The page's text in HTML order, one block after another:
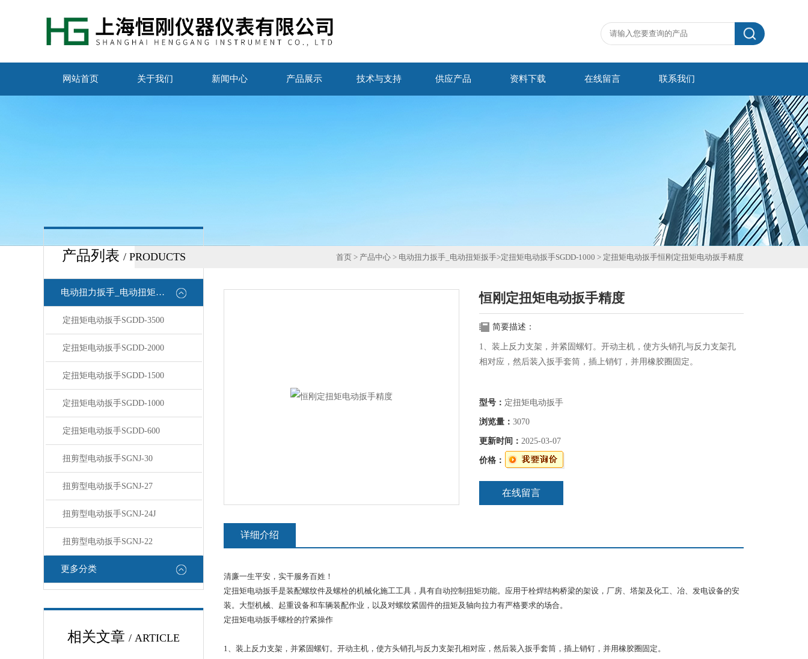
网站首页 关于我们 新闻中心 产品展示 技术与支持 供应产品 资料下载 在线留言 联系我们
产品列表 / PRODUCTS
电动扭力扳手_电动扭矩扳手
定扭矩电动扳手SGDD-3500
定扭矩电动扳手SGDD-2000
定扭矩电动扳手SGDD-1500
定扭矩电动扳手SGDD-1000
定扭矩电动扳手SGDD-600
扭剪型电动扳手SGNJ-30
扭剪型电动扳手SGNJ-27
扭剪型电动扳手SGNJ-24J
扭剪型电动扳手SGNJ-22
更多分类
相关文章 / ARTICLE
首页 > 产品中心 > 电动扭力扳手_电动扭矩扳手>定扭矩电动扳手SGDD-1000 > 定扭矩电动扳手恒刚定扭矩电动扳手精度
恒刚定扭矩电动扳手精度
简要描述：
1、装上反力支架，并紧固螺钉。开动主机，使方头销孔与反力支架孔
相对应，然后装入扳手套筒，插上销钉，并用橡胶圈固定。
型号： 定扭矩电动扳手
浏览量： 3070
更新时间： 2025-03-07
价格：
在线留言
详细介绍
清廉一生平安，实干服务百姓！
定扭矩电动扳手是装配螺纹件及螺栓的机械化施工工具，具有自动控制扭矩功能。应用于栓焊结构桥梁的架设，厂房、塔架及化工、冶、发电设备的安
装。大型机械、起重设备和车辆装配作业，以及对螺纹紧固件的扭矩及轴向拉力有严格要求的场合。
定扭矩电动扳手螺栓的拧紧操作
1、装上反力支架，并紧固螺钉。开动主机，使方头销孔与反力支架孔相对应，然后装入扳手套筒，插上销钉，并用橡胶圈固定。